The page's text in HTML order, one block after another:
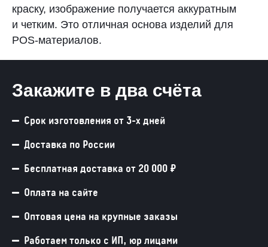
краску, изображение получается аккуратным
и четким. Это отличная основа изделий для
POS-материалов.
Закажите в два счёта
Срок изготовления от 3-х дней
Доставка по России
Бесплатная доставка от 20 000 ₽
Оплата на сайте
Оптовая цена на крупные заказы
Работаем только с ИП, юр лицами